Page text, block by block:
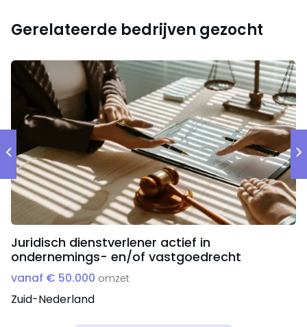
Gerelateerde bedrijven gezocht
Juridisch dienstverlener actief in
ondernemings- en/of vastgoedrecht
vanaf € 50.000 omzet
Zuid-Nederland